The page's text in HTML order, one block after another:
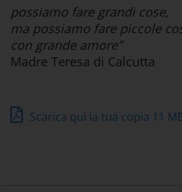
possiamo fare grandi cose,
ma possiamo fare piccole
con grande amore”
Madre Teresa di Calcutta
Scarica qui la tua copia 11